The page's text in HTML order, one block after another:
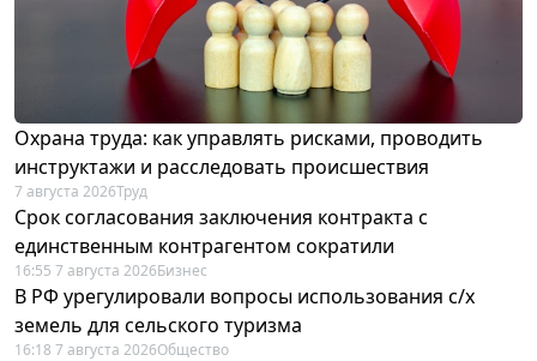
Охрана труда: как управлять рисками, проводить
инструктажи и расследовать происшествия
7 августа 2026Труд
Срок согласования заключения контракта с
единственным контрагентом сократили
16:55 7 августа 2026Бизнес
В РФ урегулировали вопросы использования с/х
земель для сельского туризма
16:18 7 августа 2026Общество